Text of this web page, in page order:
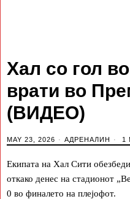
Хал со гол
врати во
(ВИДЕО)
MAY 23, 2026 АДРЕНАЛИН 1
Екипата на Хал Сити
откако денес на стадионот
0 во финалето на плејофот.